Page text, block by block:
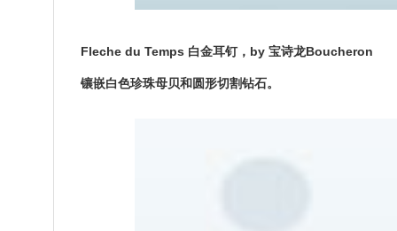
Fleche du Temps 白金耳钉，by 宝诗龙Boucheron
镶嵌白色珍珠母贝和圆形切割钻石。